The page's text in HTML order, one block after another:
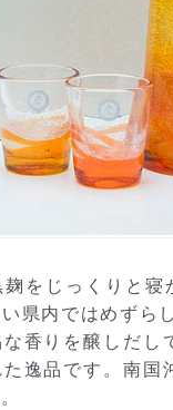
をじっくりと
県内ではめず
香りを醸しだ
逸品です。南